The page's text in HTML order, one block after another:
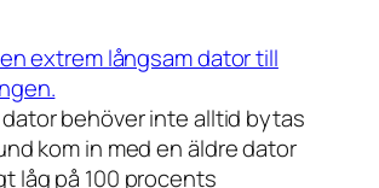
extrem långsam dator till
dator behöver inte alltid bytas
kom in med en äldre dator
låg på 100 procents